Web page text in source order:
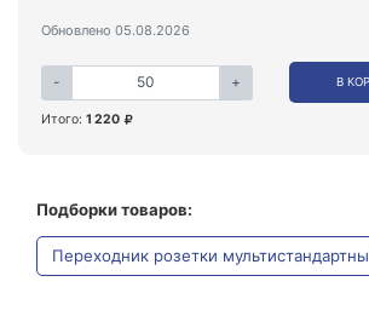
Обновлено 05.08.2026
- + В
Итого: 1 220
Подборки товаров:
Переходник розетки